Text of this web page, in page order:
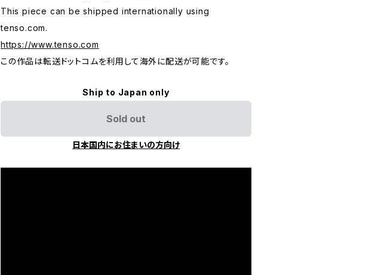
This piece can be shipped internationally using
tenso.com.
https://www.tenso.com
この作品は転送ドットコムを利用して海外に配送が可能です。
Ship to Japan only
Sold out
日本国内にお住まいの方向け